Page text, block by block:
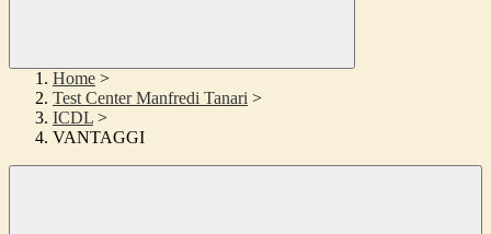
Home >
Test Center Manfredi Tanari >
ICDL >
VANTAGGI